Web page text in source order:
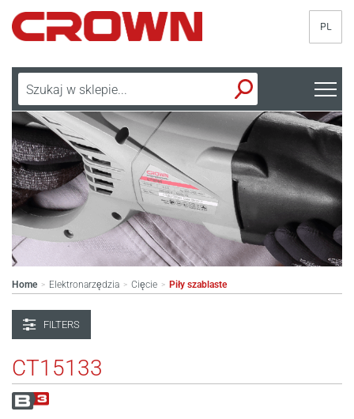
PL
Home > Elektronarzędzia > Cięcie > Piły szablaste
FILTERS
CT15133